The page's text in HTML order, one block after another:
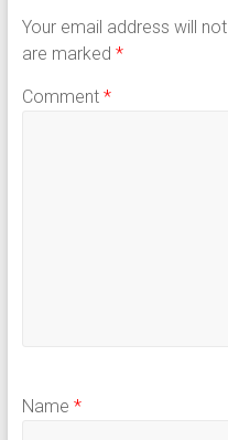
Your email address will
are marked *
Comment *
Name *